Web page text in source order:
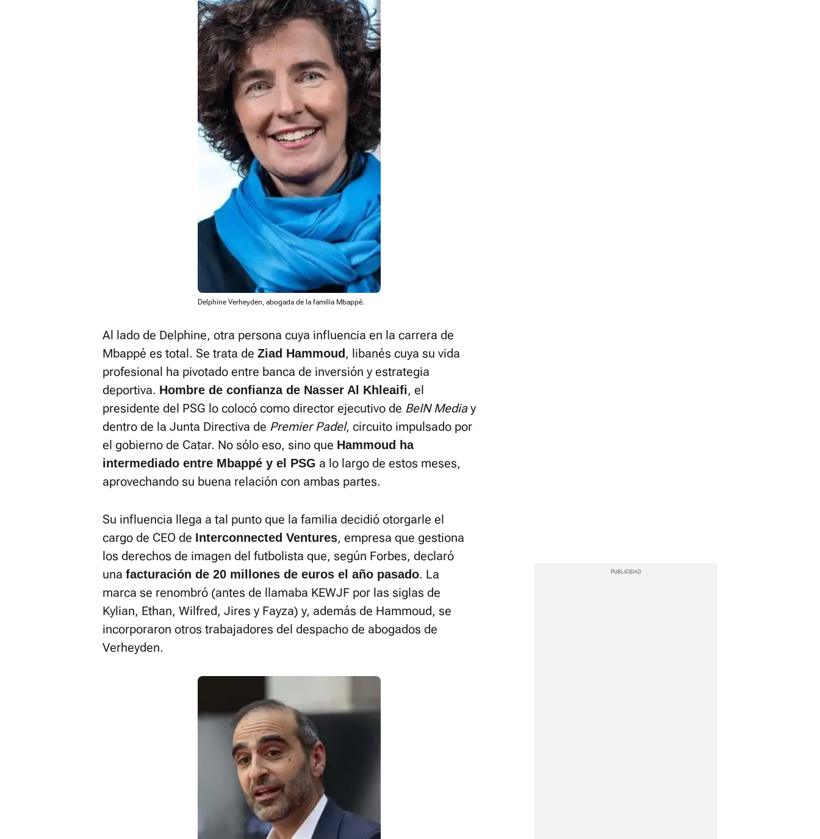
Delphine Verheyden, abogada de la familia Mbappé.
Al lado de Delphine, otra persona cuya influencia en la carrera de
Mbappé es total. Se trata de Ziad Hammoud , libanés cuya su vida
profesional ha pivotado entre banca de inversión y estrategia
deportiva. Hombre de confianza de Nasser Al Khleaifi, el
presidente del PSG lo colocó como director ejecutivo de BeIN Mediay
dentro de la Junta Directiva de Premier Padel, circuito impulsado por
el gobierno de Catar. No sólo eso, sino que Hammoud ha
intermediado entre Mbappé y el PSG a lo largo de estos meses,
aprovechando su buena relación con ambas partes.
Su influencia llega a tal punto que la familia decidió otorgarle el
cargo de CEO de Interconnected Ventures, empresa que gestiona
los derechos de imagen del futbolista que, según Forbes, declaró
una facturación de 20 millones de euros el año pasado. La
marca se renombró (antes de llamaba KEWJF por las siglas de
Kylian, Ethan, Wilfred, Jires y Fayza) y, además de Hammoud, se
incorporaron otros trabajadores del despacho de abogados de
Verheyden.